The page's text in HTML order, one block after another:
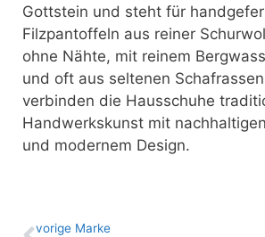
Gottstein und steht für
Filzpantoffeln aus reiner
ohne Nähte, mit reinem
und oft aus seltenen
verbinden die Hausschuhe
Handwerkskunst mit
und modernem Design.
vo­ri­ge Marke